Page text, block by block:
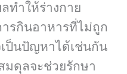
ทำให้ร่างกาย
รกินอาหารที่ไม่ถูก
ป็นปัญหาได้เช่นกัน
มดุลจะช่วยรักษา